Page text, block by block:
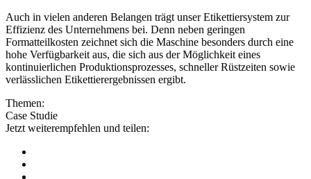
Auch in vielen anderen Belangen trägt unser Etikettiersystem zur
Effizienz des Unternehmens bei. Denn neben geringen
Formatteilkosten zeichnet sich die Maschine besonders durch eine
hohe Verfügbarkeit aus, die sich aus der Möglichkeit eines
kontinuierlichen Produktionsprozesses, schneller Rüstzeiten sowie
verlässlichen Etikettierergebnissen ergibt.
Themen:
Case Studie
Jetzt weiterempfehlen und teilen: